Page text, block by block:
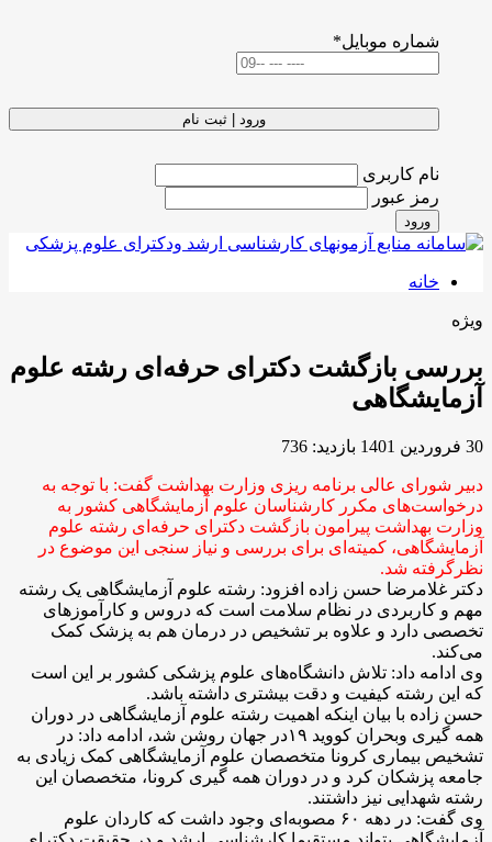
شماره موبایل*
ورود | ثبت نام
نام کاربری
رمز عبور
ورود
خانه
ویژه
بررسی بازگشت دکترای حرفه‌ای رشته علوم
آزمایشگاهی
30 فروردين 1401 بازدید: 736
دبیر شورای عالی برنامه ریزی وزارت بهداشت گفت: با توجه به
درخواست‌های مکرر کارشناسان علوم آزمایشگاهی کشور به
وزارت بهداشت پیرامون بازگشت دکترای حرفه‌ای رشته علوم
آزمایشگاهی، کمیته‌ای برای بررسی و نیاز سنجی این موضوع در
نظرگرفته شد.
دکتر غلامرضا حسن زاده افزود: رشته علوم آزمایشگاهی یک رشته
مهم و کاربردی در نظام سلامت است که دروس و کارآموز‌های
تخصصی دارد و علاوه بر تشخیص در درمان هم به پزشک کمک
می‌کند.
وی ادامه داد: تلاش دانشگاه‌های علوم پزشکی کشور بر این است
که این رشته کیفیت و دقت بیشتری داشته باشد.
حسن زاده با بیان اینکه اهمیت رشته علوم آزمایشگاهی در دوران
همه گیری وبحران کووید ۱۹­در جهان روشن شد، ادامه داد: در
تشخیص بیماری کرونا متخصصان علوم آزمایشگاهی کمک زیادی به
جامعه پزشکان کرد و در دوران همه گیری کرونا، متخصصان این
رشته شهدایی نیز داشتند.
وی گفت: در دهه ۶۰ مصوبه‌ای وجود داشت که کاردان علوم